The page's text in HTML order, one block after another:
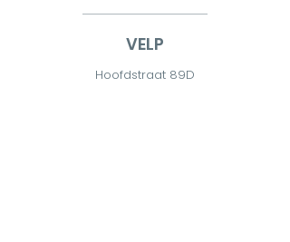
VELP
Hoofdstraat 89D